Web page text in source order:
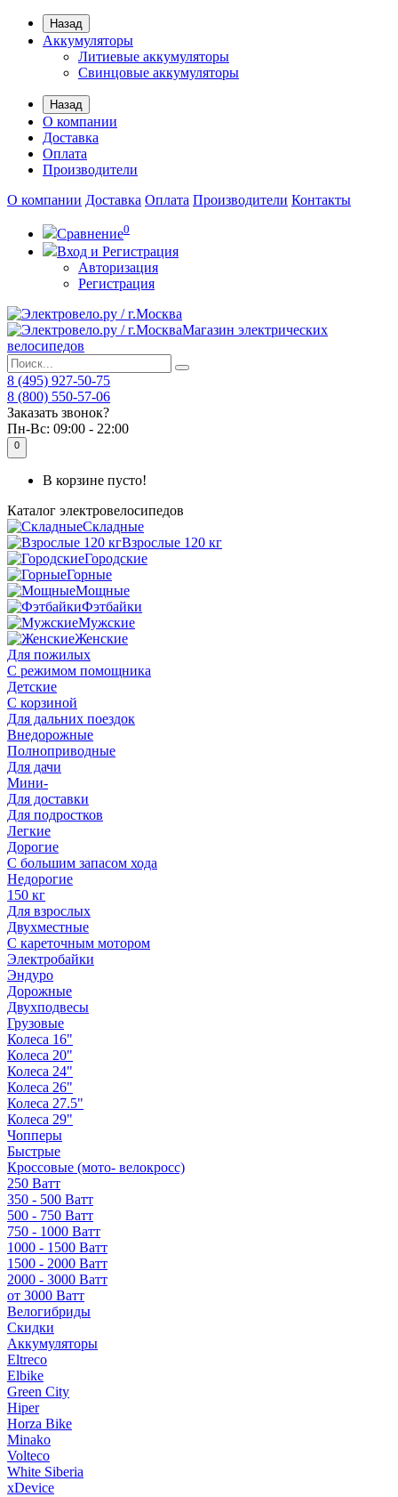
Назад
Аккумуляторы
Литиевые аккумуляторы
Свинцовые аккумуляторы
Назад
О компании
Доставка
Оплата
Производители
О компании Доставка Оплата Производители Контакты
Сравнение0
Вход и Регистрация
Авторизация
Регистрация
Магазин электрических
велосипедов
8 (495) 927-50-75
8 (800) 550-57-06
Заказать звонок?
Пн-Вс: 09:00 - 22:00
0
В корзине пусто!
Каталог электровелосипедов
Складные
Взрослые 120 кг
Городские
Горные
Мощные
Фэтбайки
Мужские
Женские
Для пожилых
С режимом помощника
Детские
С корзиной
Для дальних поездок
Внедорожные
Полноприводные
Для дачи
Мини-
Для доставки
Для подростков
Легкие
Дорогие
С большим запасом хода
Недорогие
150 кг
Для взрослых
Двухместные
С кареточным мотором
Электробайки
Эндуро
Дорожные
Двухподвесы
Грузовые
Колеса 16"
Колеса 20"
Колеса 24"
Колеса 26"
Колеса 27.5"
Колеса 29"
Чопперы
Быстрые
Кроссовые (мото- велокросс)
250 Ватт
350 - 500 Ватт
500 - 750 Ватт
750 - 1000 Ватт
1000 - 1500 Ватт
1500 - 2000 Ватт
2000 - 3000 Ватт
от 3000 Ватт
Велогибриды
Скидки
Аккумуляторы
Eltreco
Elbike
Green City
Hiper
Horza Bike
Minako
Volteco
White Siberia
xDevice